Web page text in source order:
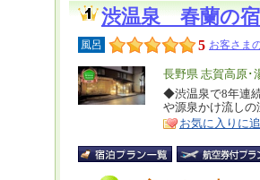
渋温泉 春蘭の
風呂 5 お客さま
エ
リ
ア
長野県 志賀高原･
特
徴
◆渋温泉で8年連
や源泉かけ流し
お気に入りに